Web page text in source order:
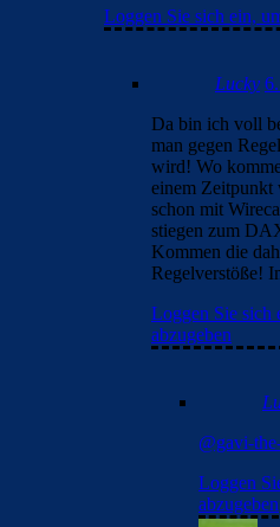
Loggen Sie sich ein,
Lucky
Da bin ich voll
man gegen
wird! Wo
einem Zeitpunkt
schon mit
stiegen zum
Kommen die
Regelverstöße!
Loggen Sie sich
abzugeben
@gavi-
Loggen
abzugeben